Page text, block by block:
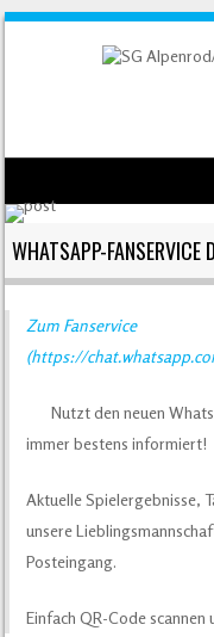
Skip to content
WHATSAPP-FANSERVICE
Zum Fanservice
(https://
Nutzt den neuen
immer bestens informiert!
Aktuelle Spielergebnisse,
unsere
Posteingang.
Einfach QR-Code